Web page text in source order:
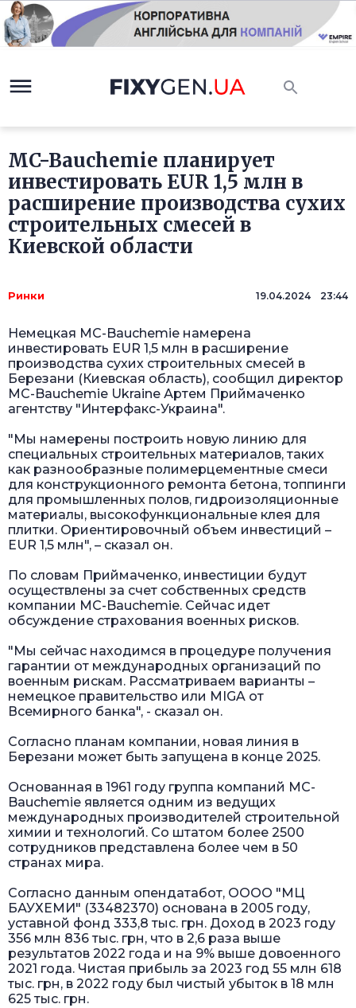
MC-Bauchemie планирует
инвестировать EUR 1,5 млн в
расширение производства сухих
строительных смесей в
Киевской области
Ринки 19.04.2024 23:44
Немецкая MC-Bauchemie намерена
инвестировать EUR 1,5 млн в расширение
производства сухих строительных смесей в
Березани (Киевская область), сообщил директор
MC-Bauchemie Ukraine Артем Приймаченко
агентству "Интерфакс-Украина".
"Мы намерены построить новую линию для
специальных строительных материалов, таких
как разнообразные полимерцементные смеси
для конструкционного ремонта бетона, топпинги
для промышленных полов, гидроизоляционные
материалы, высокофункциональные клея для
плитки. Ориентировочный объем инвестиций –
EUR 1,5 млн", – сказал он.
По словам Приймаченко, инвестиции будут
осуществлены за счет собственных средств
компании MC-Bauchemie. Сейчас идет
обсуждение страхования военных рисков.
"Мы сейчас находимся в процедуре получения
гарантии от международных организаций по
военным рискам. Рассматриваем варианты –
немецкое правительство или MIGA от
Всемирного банка", - сказал он.
Согласно планам компании, новая линия в
Березани может быть запущена в конце 2025.
Основанная в 1961 году группа компаний MC-
Bauchemie является одним из ведущих
международных производителей строительной
химии и технологий. Со штатом более 2500
сотрудников представлена более чем в 50
странах мира.
Согласно данным опендатабот, ОООО "МЦ
БАУХЕМИ" (33482370) основана в 2005 году,
уставной фонд 333,8 тыс. грн. Доход в 2023 году
356 млн 836 тыс. грн, что в 2,6 раза выше
результатов 2022 года и на 9% выше довоенного
2021 года. Чистая прибыль за 2023 год 55 млн 618
тыс. грн, в 2022 году был чистый убыток в 18 млн
625 тыс. грн.